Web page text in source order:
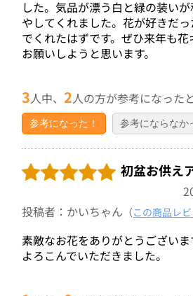
した。気品が漂う白と緑の装い
やしてくれました。花が好きだ
でくれたはずです。ぜひ来年も
お願いしようと思います。
3人中、 2人の方が参考になった
参考になった！ 参考にならなか
初盆お供え
投稿者：かいちゃん （この商品レ
素敵なお花をありがとうござい
よろこんでいただきました。